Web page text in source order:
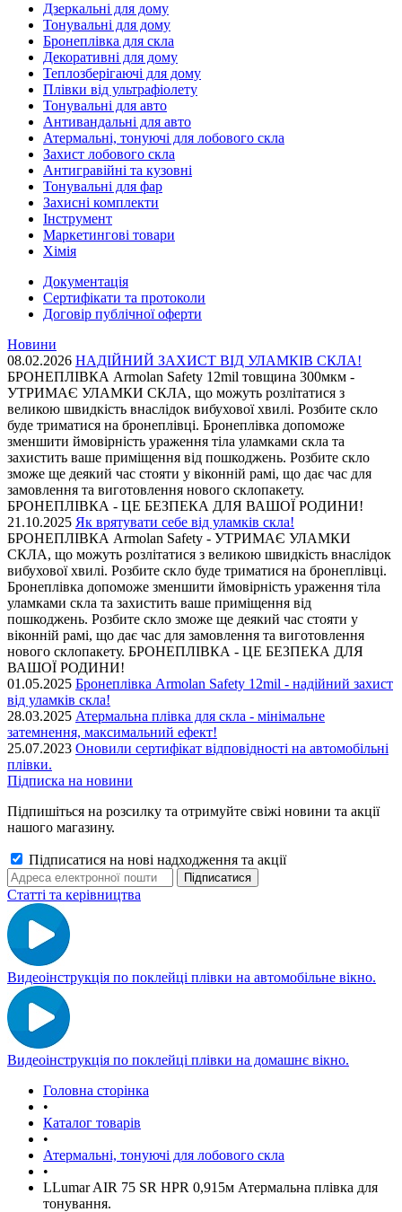
Дзеркальні для дому
Тонувальні для дому
Бронеплівка для скла
Декоративні для дому
Теплозберігаючі для дому
Плівки від ультрафіолету
Тонувальні для авто
Антивандальні для авто
Атермальні, тонуючі для лобового скла
Захист лобового скла
Антигравійні та кузовні
Тонувальні для фар
Захисні комплекти
Інструмент
Маркетингові товари
Хімія
Документація
Сертифікати та протоколи
Договір публічної оферти
Новини
08.02.2026 НАДІЙНИЙ ЗАХИСТ ВІД УЛАМКІВ СКЛА!
БРОНЕПЛІВКА Armolan Safety 12mil товщина 300мкм -
УТРИМАЄ УЛАМКИ СКЛА, що можуть розлітатися з
великою швидкість внаслідок вибухової хвилі. Розбите скло
буде триматися на бронеплівці. Бронеплівка допоможе
зменшити ймовірність ураження тіла уламками скла та
захистить ваше приміщення від пошкоджень. Розбите скло
зможе ще деякий час стояти у віконній рамі, що дає час для
замовлення та виготовлення нового склопакету.
БРОНЕПЛІВКА - ЦЕ БЕЗПЕКА ДЛЯ ВАШОЇ РОДИНИ!
21.10.2025 Як врятувати себе від уламків скла!
БРОНЕПЛІВКА Armolan Safety - УТРИМАЄ УЛАМКИ
СКЛА, що можуть розлітатися з великою швидкість внаслідок
вибухової хвилі. Розбите скло буде триматися на бронеплівці.
Бронеплівка допоможе зменшити ймовірність ураження тіла
уламками скла та захистить ваше приміщення від
пошкоджень. Розбите скло зможе ще деякий час стояти у
віконній рамі, що дає час для замовлення та виготовлення
нового склопакету. БРОНЕПЛІВКА - ЦЕ БЕЗПЕКА ДЛЯ
ВАШОЇ РОДИНИ!
01.05.2025 Бронеплівка Armolan Safety 12mil - надійний захист
від уламків скла!
28.03.2025 Атермальна плівка для скла - мінімальне
затемнення, максимальний ефект!
25.07.2023 Оновили сертифікат відповідності на автомобільні
плівки.
Підписка на новини
Підпишіться на розсилку та отримуйте свіжі новини та акції
нашого магазину.
Підписатися на нові надходження та акції
Статті та керівництва
Видеоінструкція по поклейці плівки на автомобільне вікно.
Видеоінструкція по поклейці плівки на домашнє вікно.
Головна сторінка
•
Каталог товарів
•
Атермальні, тонуючі для лобового скла
•
LLumar AIR 75 SR HPR 0,915м Атермальна плівка для
тонування.